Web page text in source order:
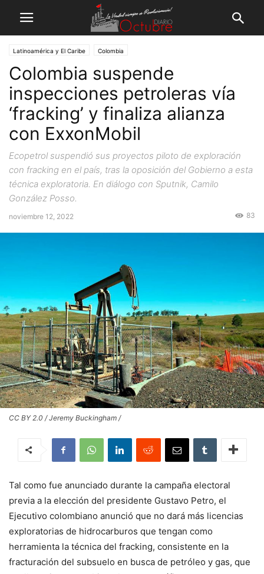
Latinoamérica y El Caribe Colombia
Colombia suspende
inspecciones petroleras vía
‘fracking’ y finaliza alianza
con ExxonMobil
Ecopetrol suspendió sus proyectos piloto de exploración
con fracking en el país, tras la oposición del Gobierno a esta
técnica exploratoria. En diálogo con Sputnik, Camilo
González Posso.
noviembre 12, 2022 83
CC BY 2.0 / Jeremy Buckingham /
Tal como fue anunciado durante la campaña electoral
previa a la elección del presidente Gustavo Petro, el
Ejecutivo colombiano anunció que no dará más licencias
exploratorias de hidrocarburos que tengan como
herramienta la técnica del fracking, consistente en la
fracturación del subsuelo en busca de petróleo y gas, que